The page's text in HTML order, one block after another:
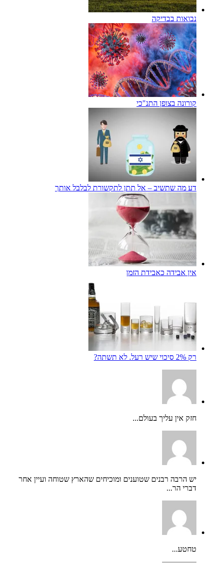
נבואות בבדיקה
קורונה בצופן התנ"כי
דע מה שתשיב – אל תתן לתקשורת לבלבל אותך
אין אבידה כאבידת הזמן
רק 2% סיכוי שיש רעל. לא תשתה?
חזק אין עליך בעולם...
יש הרבה רבנים שטוענים ומוכיחים שהארץ שטוחה ועיין אחר
דברי הר...
טחטע...